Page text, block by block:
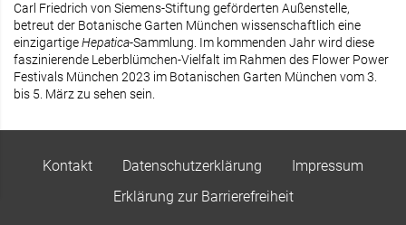
Carl Friedrich von Siemens-Stiftung geförderten Außenstelle,
betreut der Botanische Garten München wissenschaftlich eine
einzigartigeHepatica-Sammlung. Im kommenden Jahr wird diese
faszinierende Leberblümchen-Vielfalt im Rahmen des Flower Power
Festivals München 2023 im Botanischen Garten München vom 3.
bis 5. März zu sehen sein.
Kontakt Datenschutzerklärung
Impressum
Erklärung zur Barrierefreiheit